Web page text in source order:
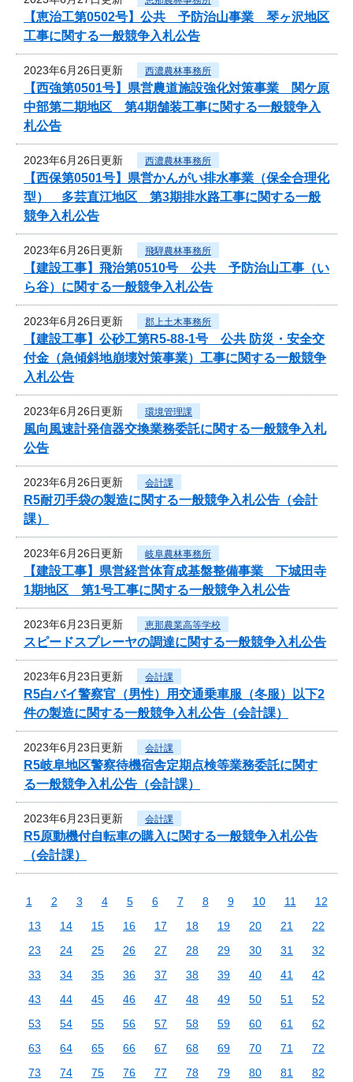
【恵治工第0502号】公共 予防治山事業 琴ヶ沢地区
工事に関する一般競争入札公告
2023年6月26日更新 西濃農林事務所
【西強第0501号】県営農道施設強化対策事業 関ケ原
中部第二期地区 第4期舗装工事に関する一般競争入
札公告
2023年6月26日更新 西濃農林事務所
【西保第0501号】県営かんがい排水事業（保全合理化
型） 多芸直江地区 第3期排水路工事に関する一般
競争入札公告
2023年6月26日更新 飛騨農林事務所
【建設工事】飛治第0510号 公共 予防治山工事（い
ら谷）に関する一般競争入札公告
2023年6月26日更新 郡上土木事務所
【建設工事】公砂工第R5-88-1号 公共 防災・安全交
付金（急傾斜地崩壊対策事業）工事に関する一般競争
入札公告
2023年6月26日更新 環境管理課
風向風速計発信器交換業務委託に関する一般競争入札
公告
2023年6月26日更新 会計課
R5耐刃手袋の製造に関する一般競争入札公告（会計
課）
2023年6月26日更新 岐阜農林事務所
【建設工事】県営経営体育成基盤整備事業 下城田寺
1期地区 第1号工事に関する一般競争入札公告
2023年6月23日更新 恵那農業高等学校
スピードスプレーヤの調達に関する一般競争入札公告
2023年6月23日更新 会計課
R5白バイ警察官（男性）用交通乗車服（冬服）以下2
件の製造に関する一般競争入札公告（会計課）
2023年6月23日更新 会計課
R5岐阜地区警察待機宿舎定期点検等業務委託に関す
る一般競争入札公告（会計課）
2023年6月23日更新 会計課
R5原動機付自転車の購入に関する一般競争入札公告
（会計課）
1 2 3 4 5 6 7 8 9 10 11
12
13
14 15 16 17 18 19 20 21
22
23
24 25 26 27 28 29 30 31
32
33
34 35 36 37 38 39 40 41
42
43
44 45 46 47 48 49 50 51
52
53
54 55 56 57 58 59 60 61
62
63
64 65 66 67 68 69 70 71
72
73
74 75 76 77 78 79 80 81
82